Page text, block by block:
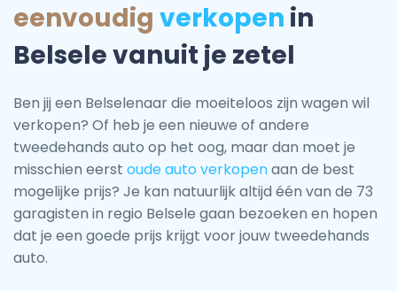
eenvoudig verkopen in
Belsele vanuit je zetel
Ben jij een Belselenaar die moeiteloos zijn wagen wil
verkopen? Of heb je een nieuwe of andere
tweedehands auto op het oog, maar dan moet je
misschien eerst oude auto verkopenaan de best
mogelijke prijs? Je kan natuurlijk altijd één van de 73
garagisten in regio Belsele gaan bezoeken en hopen
dat je een goede prijs krijgt voor jouw tweedehands
auto.